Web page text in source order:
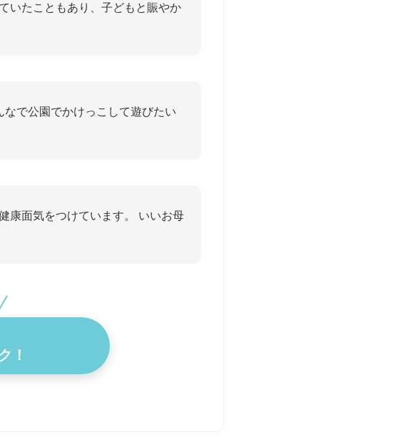
いたこともあり、子どもと賑やか
で公園でかけっこして遊びたい
康面気をつけています。 いいお母
！